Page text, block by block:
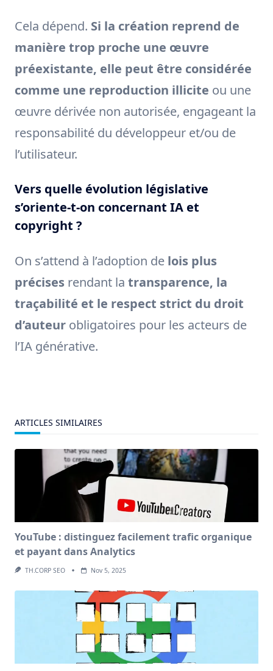
Cela dépend. Si la création reprend de
manière trop proche une œuvre
préexistante, elle peut être considérée
comme une reproduction illicite ou une
œuvre dérivée non autorisée, engageant la
responsabilité du développeur et/ou de
l’utilisateur.
Vers quelle évolution législative
s’oriente-t-on concernant IA et
copyright ?
On s’attend à l’adoption de lois plus
précises rendant la transparence, la
traçabilité et le respect strict du droit
d’auteur obligatoires pour les acteurs de
l’IA générative.
ARTICLES SIMILAIRES
YouTube : distinguez facilement trafic organique
et payant dans Analytics
TH.CORP SEO Nov 5, 2025